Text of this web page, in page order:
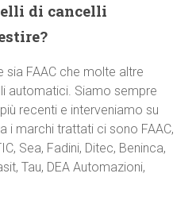
di cancelli
FAAC che molte altre
automatici. Siamo sempre
recenti e interveniamo su
i marchi trattati ci sono FAAC,
Sea, Fadini, Ditec, Beninca,
Tau, DEA Automazioni,